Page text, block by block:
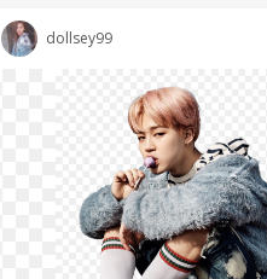
dollsey99